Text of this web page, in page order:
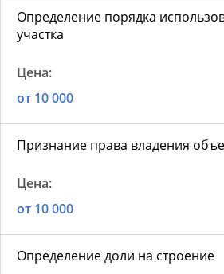
Определение порядка
участка
от 10 000
Признание права владения
от 10 000
Определение доли на строение